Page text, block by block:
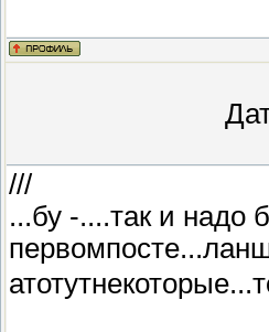
///
...бу -....так и надо